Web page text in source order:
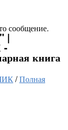
сообщение.
|
-
книга
/Полная